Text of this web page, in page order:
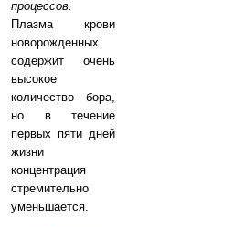
процессов.
Плазма крови
новорожденных
содержит очень
высокое
количество бора,
но в течение
первых пяти дней
жизни
концентрация
стремительно
уменьшается.